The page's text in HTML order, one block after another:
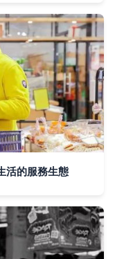
活的服務生態